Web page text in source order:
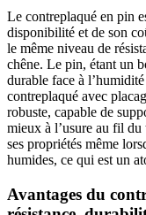
Le contreplaqué en pin
disponibilité et de son
le même niveau de
chêne. Le pin, étant un
durable face à
contreplaqué avec
robuste, capable de
mieux à l’usure au fil du
ses propriétés même
humides, ce qui est un
Avantages du